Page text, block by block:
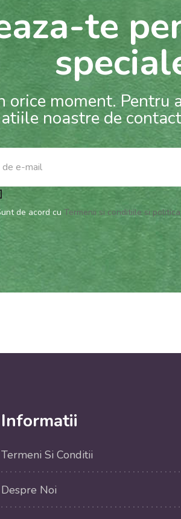
te
orice moment. Pentru
noastre de
de acord cu Termenii si conditiile si
Informatii
Termeni Si Conditii
Despre Noi